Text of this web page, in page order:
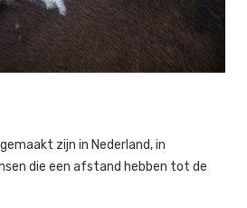
zijn in Nederland, in
die een afstand hebben tot de